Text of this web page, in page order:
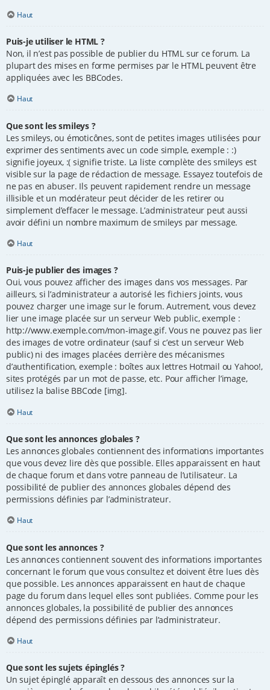
Haut
Puis-je utiliser le HTML ?
Non, il n’est pas possible de publier du HTML sur ce forum. La
plupart des mises en forme permises par le HTML peuvent être
appliquées avec les BBCodes.
Haut
Que sont les smileys ?
Les smileys, ou émoticônes, sont de petites images utilisées pour
exprimer des sentiments avec un code simple, exemple : :)
signifie joyeux, :( signifie triste. La liste complète des smileys est
visible sur la page de rédaction de message. Essayez toutefois de
ne pas en abuser. Ils peuvent rapidement rendre un message
illisible et un modérateur peut décider de les retirer ou
simplement d’effacer le message. L’administrateur peut aussi
avoir défini un nombre maximum de smileys par message.
Haut
Puis-je publier des images ?
Oui, vous pouvez afficher des images dans vos messages. Par
ailleurs, si l’administrateur a autorisé les fichiers joints, vous
pouvez charger une image sur le forum. Autrement, vous devez
lier une image placée sur un serveur Web public, exemple :
http://www.exemple.com/mon-image.gif. Vous ne pouvez pas lier
des images de votre ordinateur (sauf si c’est un serveur Web
public) ni des images placées derrière des mécanismes
d’authentification, exemple : boîtes aux lettres Hotmail ou Yahoo!,
sites protégés par un mot de passe, etc. Pour afficher l’image,
utilisez la balise BBCode [img].
Haut
Que sont les annonces globales ?
Les annonces globales contiennent des informations importantes
que vous devez lire dès que possible. Elles apparaissent en haut
de chaque forum et dans votre panneau de l’utilisateur. La
possibilité de publier des annonces globales dépend des
permissions définies par l’administrateur.
Haut
Que sont les annonces ?
Les annonces contiennent souvent des informations importantes
concernant le forum que vous consultez et doivent être lues dès
que possible. Les annonces apparaissent en haut de chaque
page du forum dans lequel elles sont publiées. Comme pour les
annonces globales, la possibilité de publier des annonces
dépend des permissions définies par l’administrateur.
Haut
Que sont les sujets épinglés ?
Un sujet épinglé apparaît en dessous des annonces sur la